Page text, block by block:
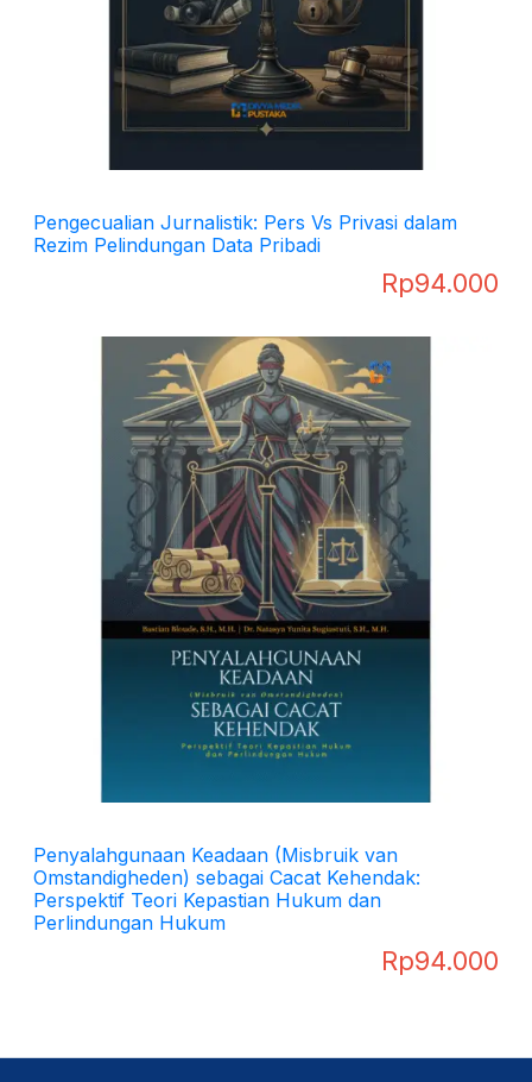
Pengecualian Jurnalistik: Pers Vs Privasi dalam
Rezim Pelindungan Data Pribadi
Rp94.000
Penyalahgunaan Keadaan (Misbruik van
Omstandigheden) sebagai Cacat Kehendak:
Perspektif Teori Kepastian Hukum dan
Perlindungan Hukum
Rp94.000